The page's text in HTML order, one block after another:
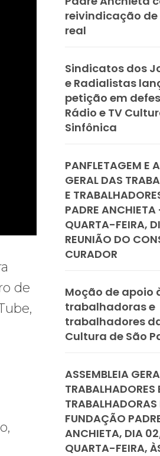
de
reivindicação
real
Sindicatos dos
e Radialistas
petição em
Rádio e TV
Sinfônica
PANFLETAGEM E
GERAL DAS
E
PADRE ANCHIETA
QUARTA-FEIRA,
REUNIÃO DO
CURADOR
Moção de apoio
trabalhadoras e
trabalhadores
Cultura de São
ASSEMBLEIA
TRABALHADORES
FUNDAÇÃO
ANCHIETA, DIA
QUARTA-FEIRA,